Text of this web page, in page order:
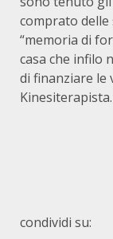
comprato
“memoria di
casa che infilo
di finanziare le
condividi su: